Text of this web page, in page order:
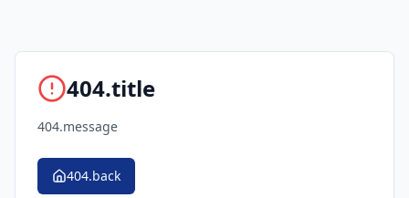
404.title
404.message
404.back